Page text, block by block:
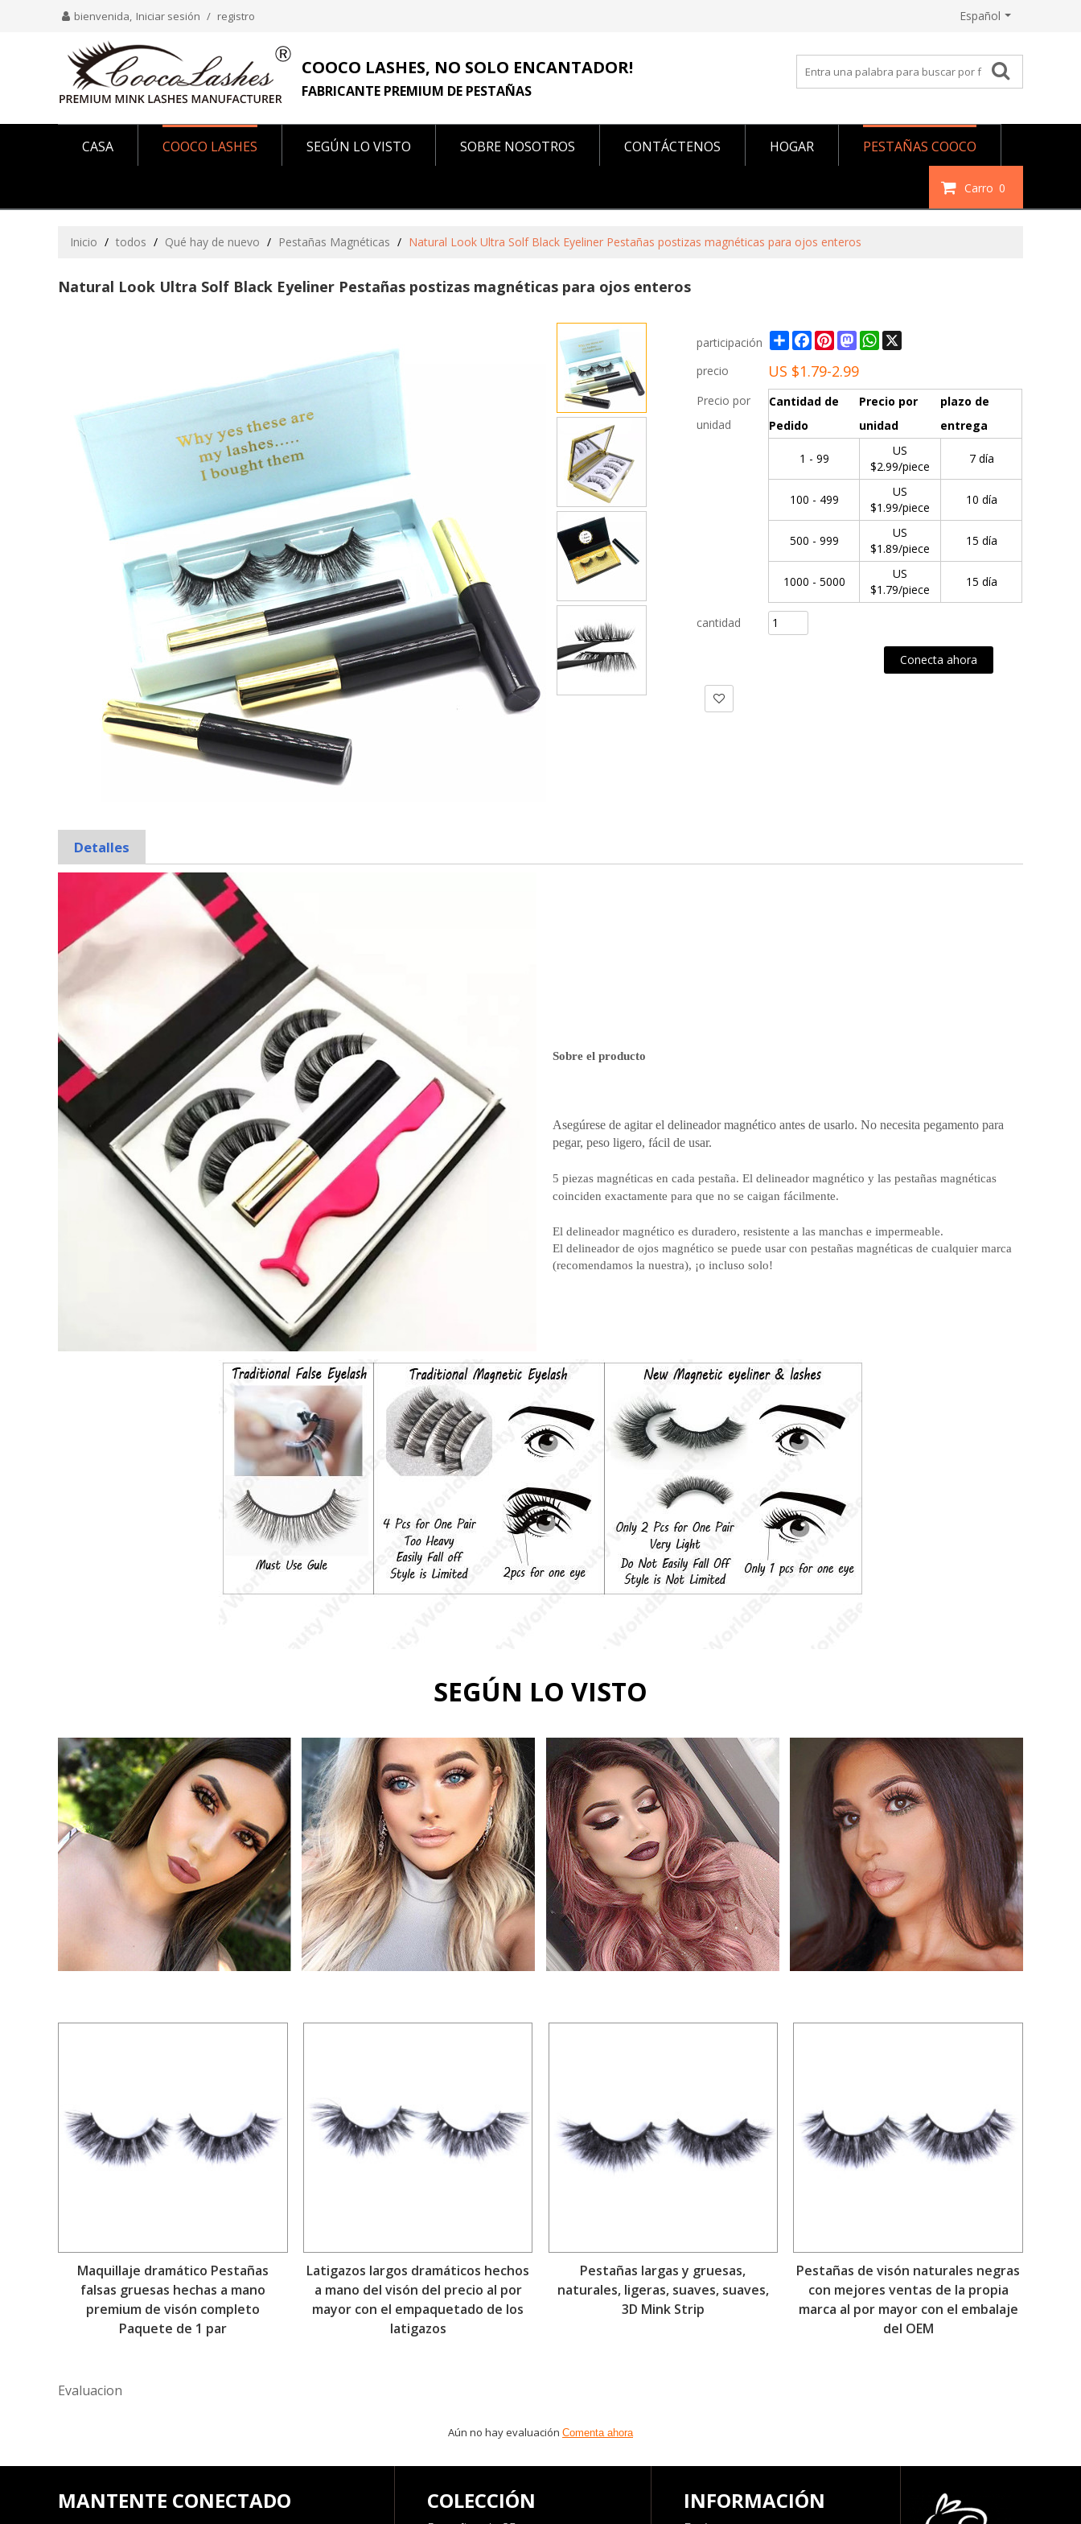
bienvenida, Iniciar sesión / registro Español
COOCO LASHES, NO SOLO ENCANTADOR!
FABRICANTE PREMIUM DE PESTAÑAS
CASA COOCO LASHES SEGÚN LO VISTO SOBRE NOSOTROS CONTÁCTENOS HOGAR PESTAÑAS COOCO
Carro 0
Inicio / todos / Qué hay de nuevo / Pestañas Magnéticas / Natural Look Ultra Solf Black Eyeliner Pestañas postizas magnéticas para ojos enteros
Natural Look Ultra Solf Black Eyeliner Pestañas postizas magnéticas para ojos enteros
participación ShareFacebook
PinterestMastodonWhatsApp
precio US $1.79-2.99
Precio por
unidad
Cantidad de
Pedido
Precio por
unidad
plazo de
entrega
1 - 99
US
$2.99/piece
7 día
100 - 499
US
$1.99/piece
10 día
500 - 999
US
$1.89/piece
15 día
1000 - 5000
US
$1.79/piece
15 día
cantidad
Conecta ahora
Detalles
Sobre el producto
Asegúrese de agitar el delineador magnético antes de usarlo. No necesita pegamento para
pegar, peso ligero, fácil de usar.
5 piezas magnéticas en cada pestaña. El delineador magnético y las pestañas magnéticas
coinciden exactamente para que no se caigan fácilmente.
El delineador magnético es duradero, resistente a las manchas e impermeable.
El delineador de ojos magnético se puede usar con pestañas magnéticas de cualquier marca
(recomendamos la nuestra), ¡o incluso solo!
SEGÚN LO VISTO
Maquillaje dramático Pestañas
falsas gruesas hechas a mano
premium de visón completo
Paquete de 1 par
Latigazos largos dramáticos hechos
a mano del visón del precio al por
mayor con el empaquetado de los
latigazos
Pestañas largas y gruesas,
naturales, ligeras, suaves, suaves,
3D Mink Strip
Pestañas de visón naturales negras
con mejores ventas de la propia
marca al por mayor con el embalaje
del OEM
Evaluacion
Aún no hay evaluación Comenta ahora
MANTENTE CONECTADO COLECCIÓN INFORMACIÓN